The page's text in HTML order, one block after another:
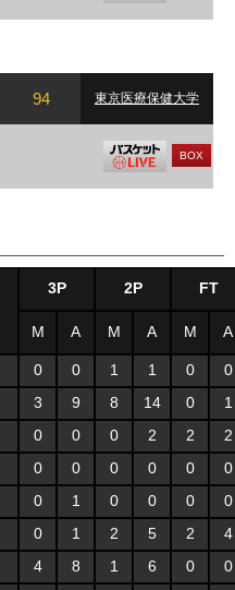
94 東京医療保健大学
BOX
3P 2P FT
M A M A M A
0 0 1 1 0
0
3 9 8 14 0
1
0 0 0 2 2
2
0 0 0 0 0
0
0 1 0 0 0
0
0 1 2 5 2
4
4 8 1 6 0
0